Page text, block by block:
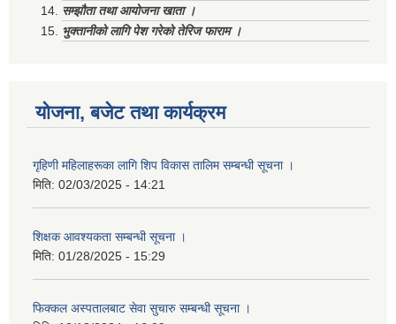
सम्झौता तथा आयोजना खाता ।
भुक्तानीको लागि पेश गरेको तेरिज फाराम ।
योजना, बजेट तथा कार्यक्रम
गृहिणी महिलाहरूका लागि शिप विकास तालिम सम्बन्धी सूचना ‌।
मिति: 02/03/2025 - 14:21
शिक्षक आवश्यकता सम्बन्धी सूचना ।
मिति: 01/28/2025 - 15:29
फिक्कल अस्पतालबाट सेवा सुचारु सम्बन्धी सूचना ।